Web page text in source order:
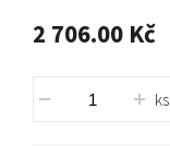
2 706.00 Kč
ks